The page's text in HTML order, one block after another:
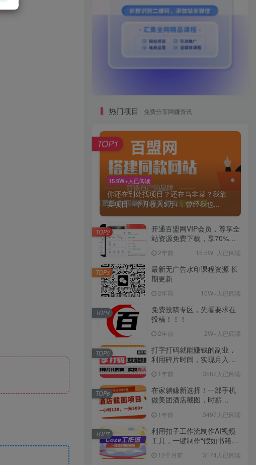
热门项目 免费分享网赚资讯
15.9W+人已阅读
你还在到处找项目？还在当韭菜？我靠
卖项目一个月收入5万+，曾经我也...
TOP1
开通百盟网VIP会员，尊享全
站资源免费下载，享70%的
惠】2年前 15.5W+人已阅读
TOP2
最新无广告水印课程资源 长
期更新
2年前 10W+人已阅读
TOP3
免费投稿专区，先看要求在
投稿！！！
2年前 2W+人已阅读
TOP4
打字打码就能赚钱的副业，
利用碎片时间，实现月入过
1年前 3587人已阅读
TOP5
在家躺赚新选择！一部手机
做美团酒店截图，时薪
1年前 3497人已阅读
TOP6
利用扣子工作流制作AI视频
工具，一键制作“假如书籍会
12个月前 3174人已阅读
TOP7